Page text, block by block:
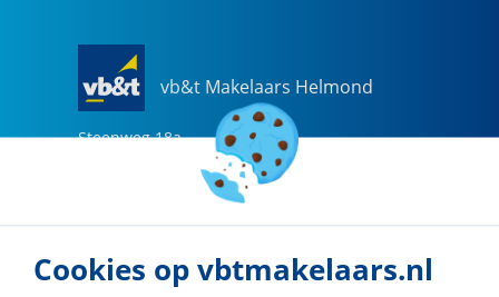
vb&t Makelaars Helmond
Steenweg 18a
helmond@vbtmakelaars.nl
Naar vestiging
Cookies op vbtmakelaars.nl